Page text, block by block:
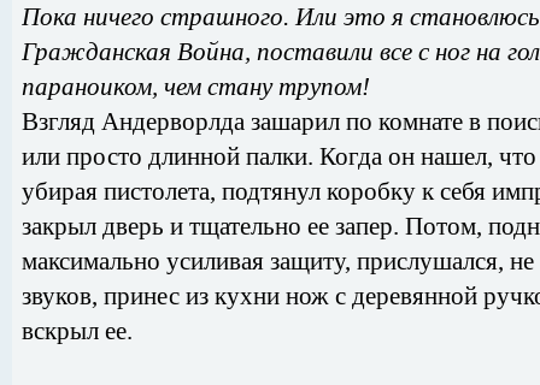
Пока ничего страшного. Или это я
Гражданская Война, поставили все с ног на
параноиком, чем стану трупом!
Взгляд Андерворлда зашарил по комнате в
или просто длинной палки. Когда он нашел,
убирая пистолета, подтянул коробку к себя
закрыл дверь и тщательно ее запер. Потом,
максимально усиливая защиту, прислушался,
звуков, принес из кухни нож с деревянной
вскрыл ее.